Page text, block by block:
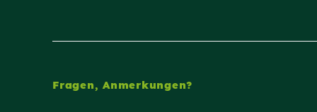
Fragen, Anmerkungen?